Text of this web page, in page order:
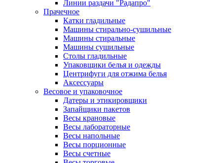
Линии раздачи "Радапро"
Прачечное
Катки гладильные
Машины стирально-сушильные
Машины стиральные
Машины сушильные
Столы гладильные
Упаковщики белья и одежды
Центрифуги для отжима белья
Аксессуары
Весовое и упаковочное
Датеры и этикировщики
Запайщики пакетов
Весы крановые
Весы лабораторные
Весы напольные
Весы порционные
Весы счетные